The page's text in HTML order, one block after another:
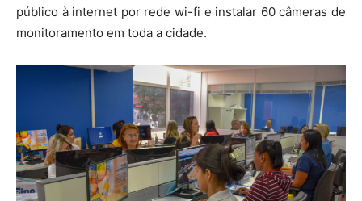
público à internet por rede wi-fi e instalar 60 câmeras de
monitoramento em toda a cidade.